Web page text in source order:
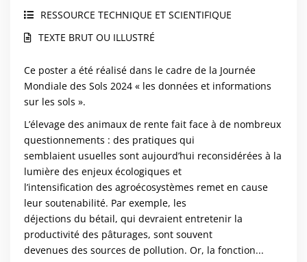
RESSOURCE TECHNIQUE ET SCIENTIFIQUE
TEXTE BRUT OU ILLUSTRÉ
Ce poster a été réalisé dans le cadre de la Journée
Mondiale des Sols 2024 « les données et informations
sur les sols ».
L’élevage des animaux de rente fait face à de nombreux
questionnements : des pratiques qui
semblaient usuelles sont aujourd’hui reconsidérées à la
lumière des enjeux écologiques et
l’intensification des agroécosystèmes remet en cause
leur soutenabilité. Par exemple, les
déjections du bétail, qui devraient entretenir la
productivité des pâturages, sont souvent
devenues des sources de pollution. Or, la fonction...